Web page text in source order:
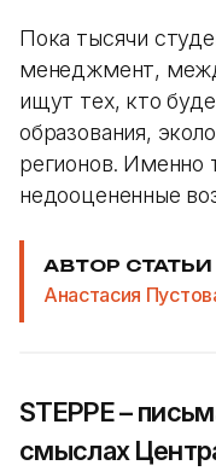
Пока тысячи
менеджмент,
ищут тех, кто
образования,
регионов. Именно
недооцененные
АВТОР СТАТЬИ
Анастасия
STEPPE –
смыслах